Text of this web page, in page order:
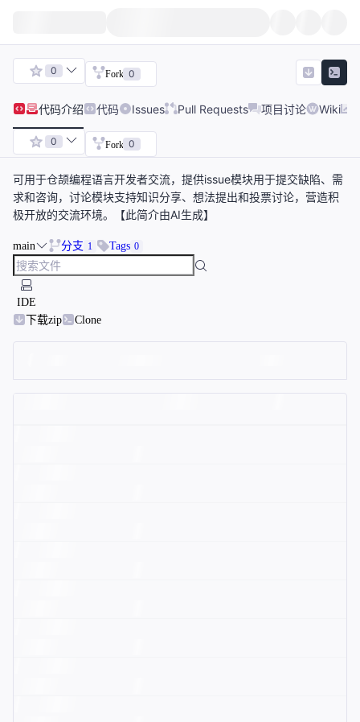
0 Fork 0
代码介绍 代码 Issues Pull Requests 项目讨论 Wiki
0 Fork 0
可用于仓颉编程语言开发者交流，提供issue模块用于提交缺陷、需
求和咨询，讨论模块支持知识分享、想法提出和投票讨论，营造积
极开放的交流环境。【此简介由AI生成】
main 分支 1 Tags 0
IDE
下载zip
Clone